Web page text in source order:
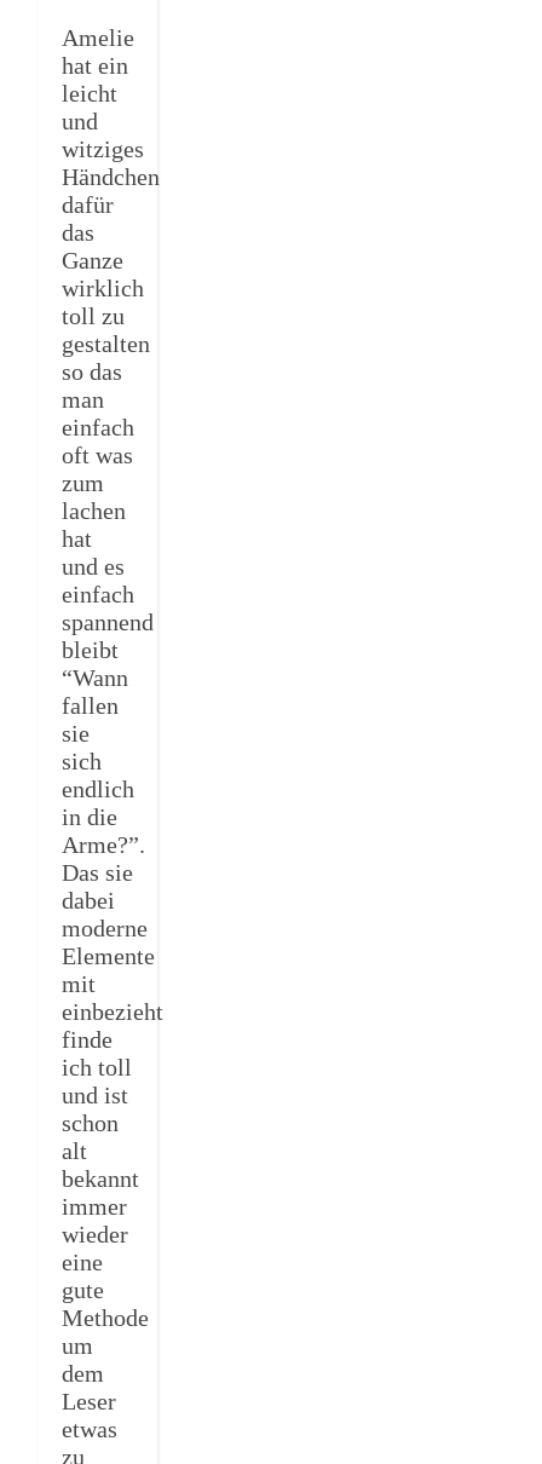
Amelie
hat ein
leicht
und
witziges
Händchen
dafür
das
Ganze
wirklich
toll zu
gestalten
so das
man
einfach
oft was
zum
lachen
hat
und es
einfach
spannend
bleibt
“Wann
fallen
sie
sich
endlich
in die
Arme?”.
Das sie
dabei
moderne
Elemente
mit
einbezieht
finde
ich toll
und ist
schon
alt
bekannt
immer
wieder
eine
gute
Methode
um
dem
Leser
etwas
zu